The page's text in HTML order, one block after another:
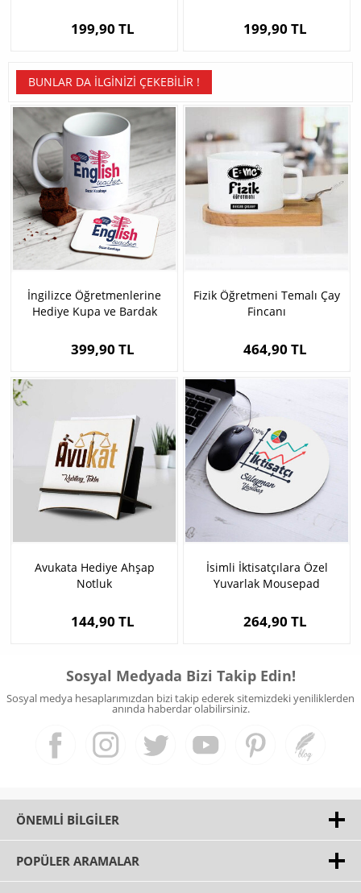
199,90 TL 199,90 TL
BUNLAR DA İLGINIZI ÇEKEBILIR !
İngilizce Öğretmenlerine
Hediye Kupa ve Bardak
399,90 TL
Fizik Öğretmeni Temalı Çay
Fincanı
464,90 TL
Avukata Hediye Ahşap
Notluk
144,90 TL
İsimli İktisatçılara Özel
Yuvarlak Mousepad
264,90 TL
Sosyal Medyada Bizi Takip Edin!
Sosyal medya hesaplarımızdan bizi takip ederek sitemizdeki yeniliklerden
anında haberdar olabilirsiniz.
ÖNEMLI BILGILER
POPÜLER ARAMALAR